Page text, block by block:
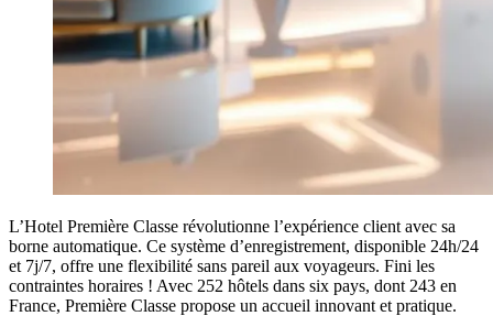
L’Hotel Première Classe révolutionne l’expérience client avec sa
borne automatique. Ce système d’enregistrement, disponible 24h/24
et 7j/7, offre une flexibilité sans pareil aux voyageurs. Fini les
contraintes horaires ! Avec 252 hôtels dans six pays, dont 243 en
France, Première Classe propose un accueil innovant et pratique.